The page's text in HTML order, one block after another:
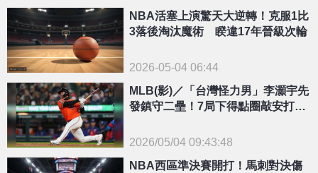
NBA活塞上演驚天大逆轉！克服1比
3落後淘汰魔術 睽違17年晉級次輪
2026-05-04 06:44
{PLAYICON}
MLB(影)／「台灣怪力男」李灝宇先
發鎮守二壘！7局下得點圈敲安打回
2026/05/04 09:43:48
NBA西區準決賽開打！馬刺對決傷